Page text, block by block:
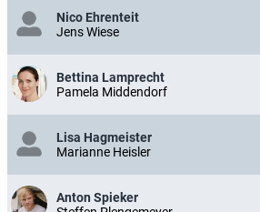
Nico Ehrenteit
Jens Wiese
Bettina Lamprecht
Pamela Middendorf
Lisa Hagmeister
Marianne Heisler
Anton Spieker